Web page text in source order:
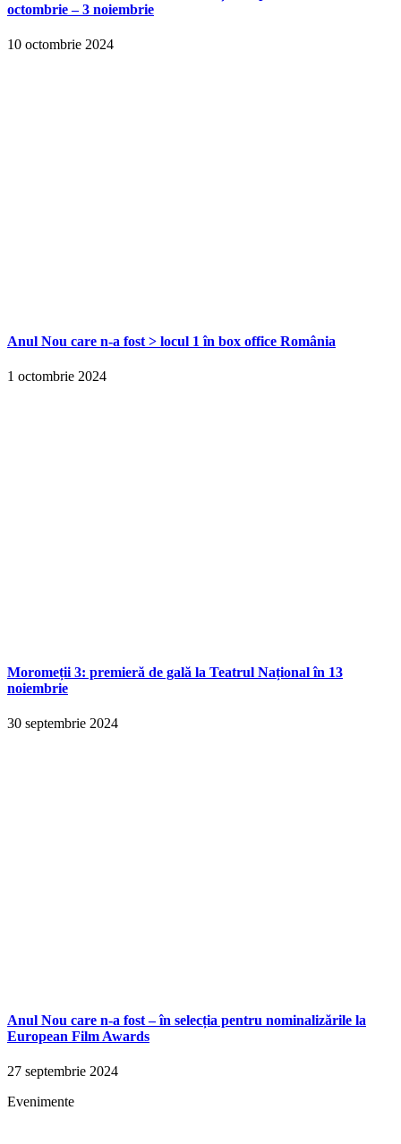
octombrie – 3 noiembrie
10 octombrie 2024
Anul Nou care n-a fost > locul 1 în box office România
1 octombrie 2024
Moromeții 3: premieră de gală la Teatrul Național în 13
noiembrie
30 septembrie 2024
Anul Nou care n-a fost – în selecția pentru nominalizările la
European Film Awards
27 septembrie 2024
Evenimente